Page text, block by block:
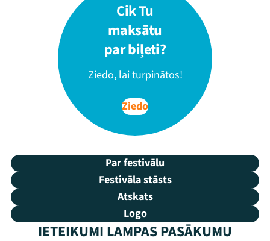
Cik Tu
maksātu
par biļeti?
Ziedo, lai turpinātos!
Ziedo
Par festivālu
Festivāla stāsts
Atskats
Logo
IETEIKUMI LAMPAS PASĀKUMU